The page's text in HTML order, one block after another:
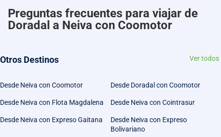
Preguntas frecuentes para viajar de
Doradal a Neiva con Coomotor
Otros Destinos Ver todos
Desde Neiva con Coomotor Desde Doradal con Coomotor
Desde Neiva con Flota Magdalena Desde Neiva con Cointrasur
Desde Neiva con Expreso Gaitana
Desde Neiva con Expreso
Bolivariano